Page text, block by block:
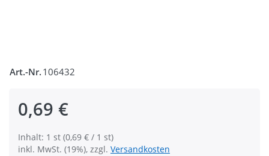
Art.-Nr. 106432
0,69 €
Inhalt: 1 st (0,69 € / 1 st)
inkl. MwSt. (19%), zzgl. Versandkosten